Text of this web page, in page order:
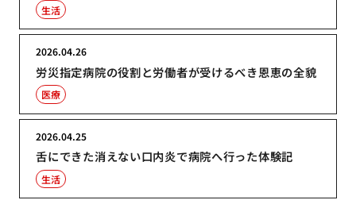
生活
労災指定病院の役割と労働者が受けるべき恩恵の全貌
2026.04.26
医療
舌にできた消えない口内炎で病院へ行った体験記
2026.04.25
生活